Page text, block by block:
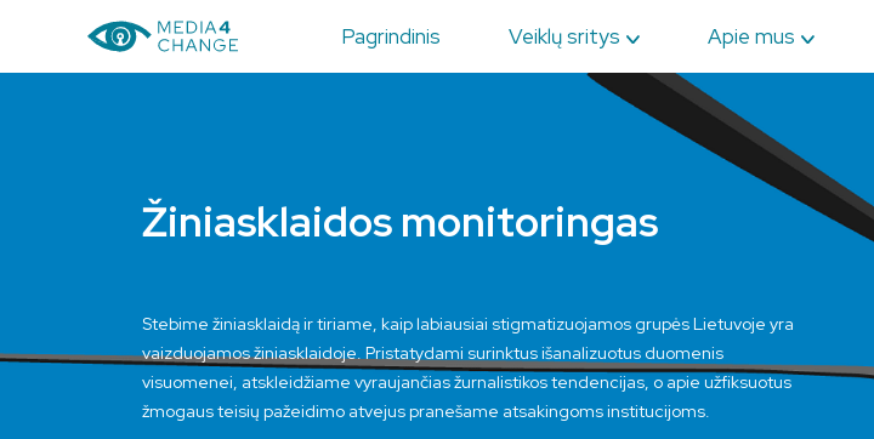
Pagrindinis Veiklų sritys Apie mus
Žiniasklaidos monitoringas
Stebime žiniasklaidą ir tiriame, kaip labiausiai stigmatizuojamos grupės Lietuvoje yra
vaizduojamos žiniasklaidoje. Pristatydami surinktus išanalizuotus duomenis
visuomenei, atskleidžiame vyraujančias žurnalistikos tendencijas, o apie užfiksuotus
žmogaus teisių pažeidimo atvejus pranešame atsakingoms institucijoms.